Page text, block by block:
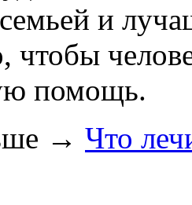
и
чтобы
помощь.
→ Что